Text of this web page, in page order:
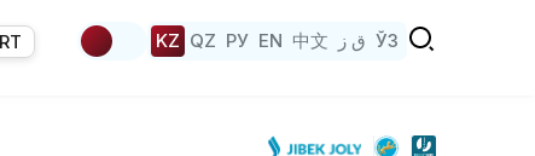
KZ QZ РУ EN 中文 ق ز ЎЗ